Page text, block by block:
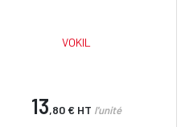
VOKIL
13,80 € HT l'unité